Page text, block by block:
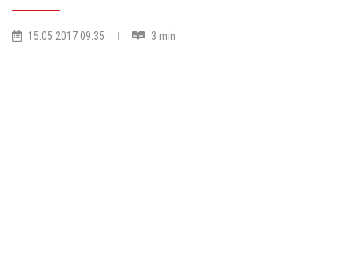
15.05.2017 09:35 3 min